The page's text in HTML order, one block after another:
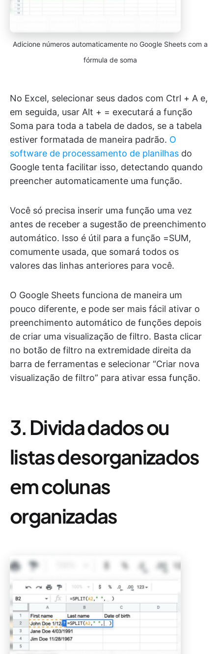
Adicione números automaticamente no Google Sheets com a
fórmula de soma
No Excel, selecionar seus dados com Ctrl + A e,
em seguida, usar Alt + = executará a função
Soma para toda a tabela de dados, se a tabela
estiver formatada de maneira padrão. O
software de processamento de planilhas do
Google tenta facilitar isso, detectando quando
preencher automaticamente uma função.
Você só precisa inserir uma função uma vez
antes de receber a sugestão de preenchimento
automático. Isso é útil para a função =SUM,
comumente usada, que somará todos os
valores das linhas anteriores para você.
O Google Sheets funciona de maneira um
pouco diferente, e pode ser mais fácil ativar o
preenchimento automático de funções depois
de criar uma visualização de filtro. Basta clicar
no botão de filtro na extremidade direita da
barra de ferramentas e selecionar “Criar nova
visualização de filtro” para ativar essa função.
3. Divida dados ou
listas desorganizados
em colunas
organizadas